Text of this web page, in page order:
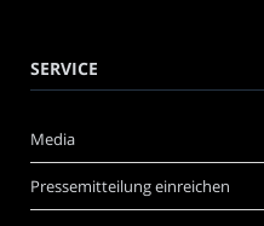
SERVICE
Media
Pressemitteilung einreichen